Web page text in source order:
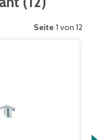
Seite 1 von 12